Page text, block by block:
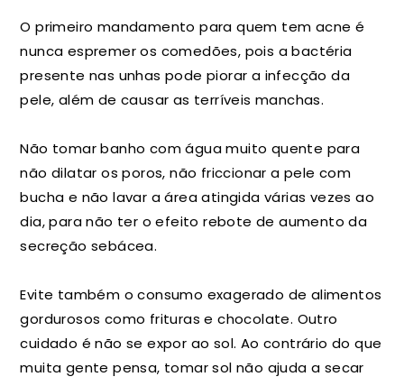
O primeiro mandamento para quem tem acne é
nunca espremer os comedões, pois a bactéria
presente nas unhas pode piorar a infecção da
pele, além de causar as terríveis manchas.
Não tomar banho com água muito quente para
não dilatar os poros, não friccionar a pele com
bucha e não lavar a área atingida várias vezes ao
dia, para não ter o efeito rebote de aumento da
secreção sebácea.
Evite também o consumo exagerado de alimentos
gordurosos como frituras e chocolate. Outro
cuidado é não se expor ao sol. Ao contrário do que
muita gente pensa, tomar sol não ajuda a secar